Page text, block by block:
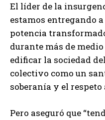
El líder de la
estamos entregando
potencia
durante más de
edificar la sociedad
colectivo como un
soberanía y el respeto
Pero aseguró que